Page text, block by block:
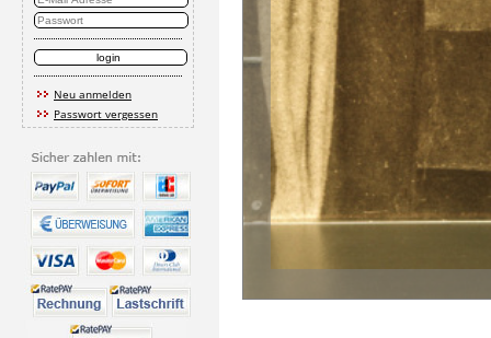
Neu anmelden
Passwort vergessen